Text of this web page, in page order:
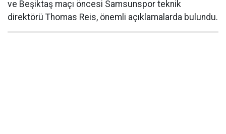
ve Beşiktaş maçı öncesi Samsunspor teknik
direktörü Thomas Reis, önemli açıklamalarda bulundu.